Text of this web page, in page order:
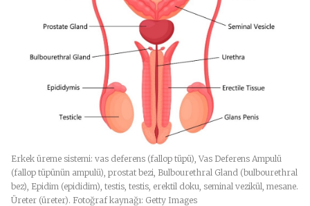
Erkek üreme sistemi: vas deferens (fallop tüpü), Vas Deferens Ampulü
(fallop tüpünün ampulü), prostat bezi, Bulbourethral Gland (bulbourethral
bez), Epidim (epididim), testis, testis, erektil doku, seminal vezikül, mesane.
Üreter (üreter). Fotoğraf kaynağı: Getty Images